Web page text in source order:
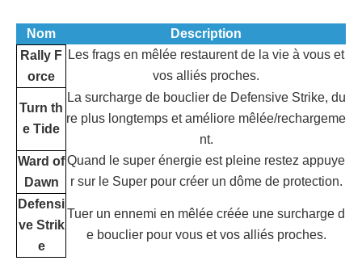
Nom
Description
Rally F
orce
Les frags en mêlée restaurent de la vie à vous et
vos alliés proches.
Turn th
e Tide
La surcharge de bouclier de Defensive Strike, du
re plus longtemps et améliore mêlée/rechargeme
nt.
Ward of
Dawn
Quand le super énergie est pleine restez appuye
r sur le Super pour créer un dôme de protection.
Defensi
ve Strik
e
Tuer un ennemi en mêlée créée une surcharge d
e bouclier pour vous et vos alliés proches.